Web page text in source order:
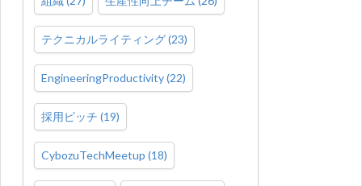
テクニカルライティング(23)
EngineeringProductivity(22)
採用ピッチ (19)
CybozuTechMeetup (18)